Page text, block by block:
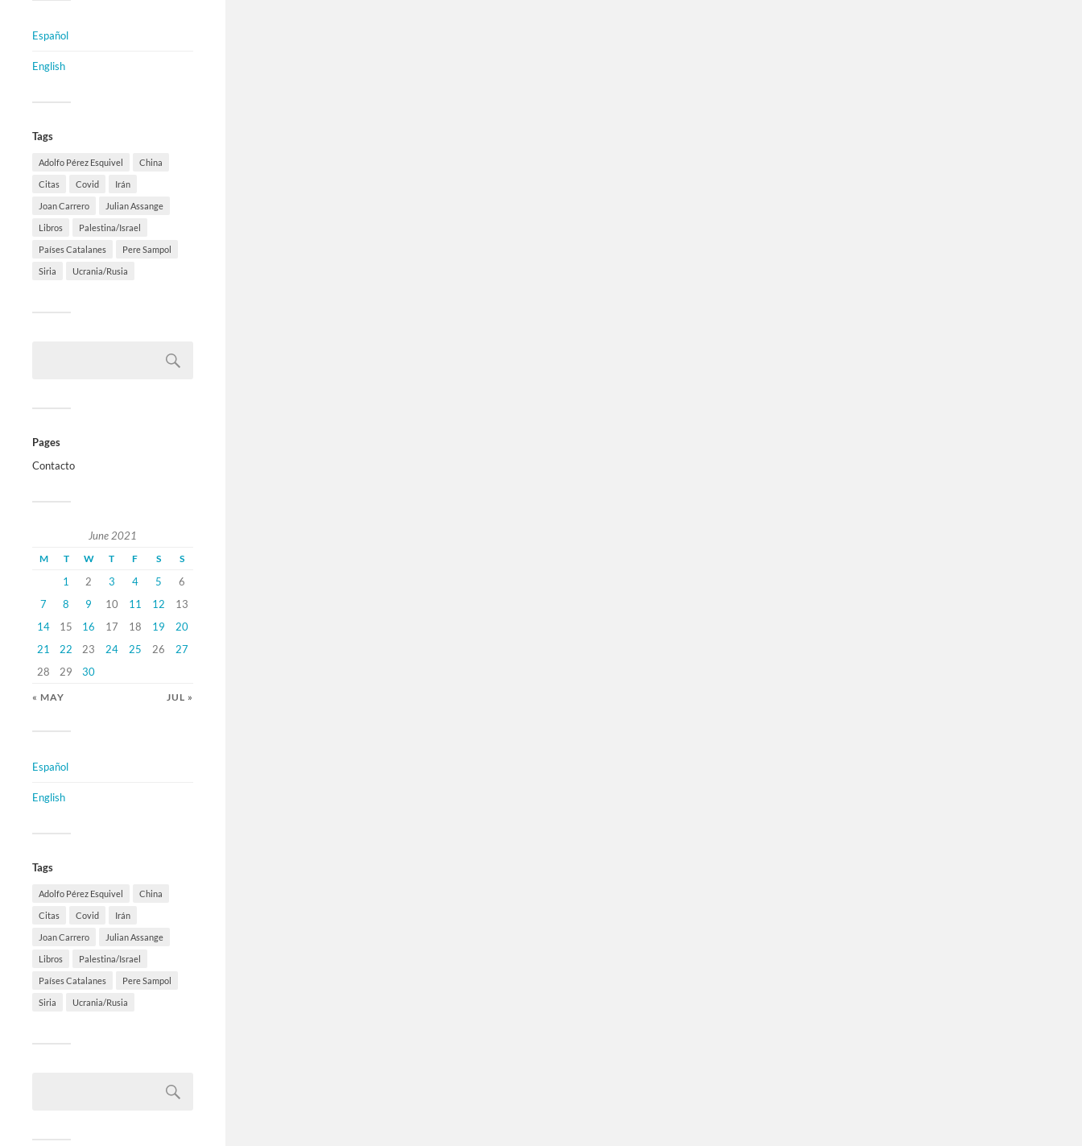
Español
English
Tags
Adolfo Pérez Esquivel China
Citas Covid Irán
Joan Carrero Julian Assange
Libros Palestina/Israel
Países Catalanes Pere Sampol
Siria Ucrania/Rusia
Pages
Contacto
June 2021
M T W T F S S
1 2 3 4 5
6
7
8 9 10 11 12
13
14
15 16 17 18 19
20
21
22 23 24 25 26
27
28
29 30
« MAY JUL »
Español
English
Tags
Adolfo Pérez Esquivel China
Citas Covid Irán
Joan Carrero Julian Assange
Libros Palestina/Israel
Países Catalanes Pere Sampol
Siria Ucrania/Rusia